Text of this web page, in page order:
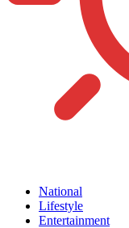
National
Lifestyle
Entertainment